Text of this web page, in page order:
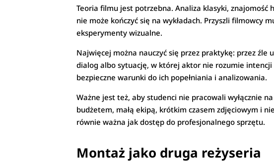
Teoria filmu jest potrzebna. Analiza klasyki,
nie może kończyć się na wykładach. Przyszli filmowcy
eksperymenty wizualne.
Najwięcej można nauczyć się przez praktykę: przez źle
dialog albo sytuację, w której aktor nie rozumie intencji
bezpieczne warunki do ich popełniania i analizowania.
Ważne jest też, aby studenci nie pracowali wyłącznie
budżetem, małą ekipą, krótkim czasem zdjęciowym i
równie ważna jak dostęp do profesjonalnego sprzętu.
Montaż jako druga reżyseria